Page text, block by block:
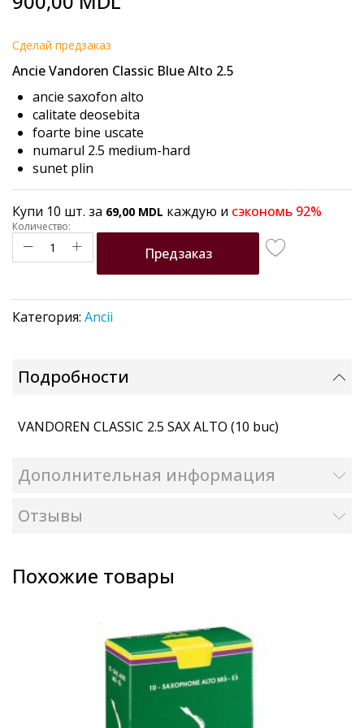
beginning
of
the
images
gallery
Cделай предзаказ
Ancie Vandoren Classic Blue Alto 2.5
ancie saxofon alto
calitate deosebita
foarte bine uscate
numarul 2.5 medium-hard
sunet plin
Купи 10 шт. за 69,00 MDL каждую и сэкономь 92%
Количество:
Предзаказ
Категория: Ancii
Подробности
VANDOREN CLASSIC 2.5 SAX ALTO (10 buc)
Дополнительная информация
Отзывы
Похожие товары